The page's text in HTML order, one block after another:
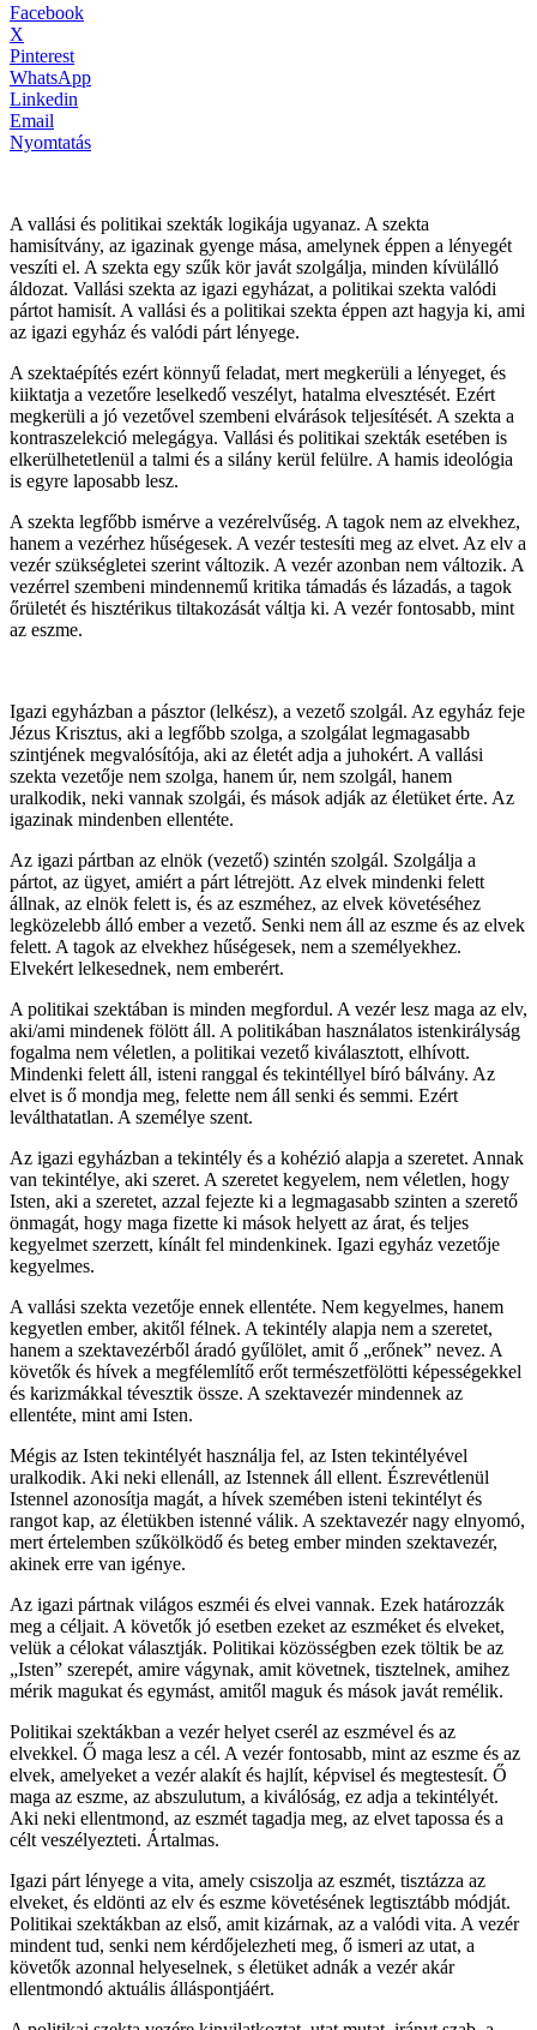
Facebook
X
Pinterest
WhatsApp
Linkedin
Email
Nyomtatás
A vallási és politikai szekták logikája ugyanaz. A szekta
hamisítvány, az igazinak gyenge mása, amelynek éppen a lényegét
veszíti el. A szekta egy szűk kör javát szolgálja, minden kívülálló
áldozat. Vallási szekta az igazi egyházat, a politikai szekta valódi
pártot hamisít. A vallási és a politikai szekta éppen azt hagyja ki, ami
az igazi egyház és valódi párt lényege.
A szektaépítés ezért könnyű feladat, mert megkerüli a lényeget, és
kiiktatja a vezetőre leselkedő veszélyt, hatalma elvesztését. Ezért
megkerüli a jó vezetővel szembeni elvárások teljesítését. A szekta a
kontraszelekció melegágya. Vallási és politikai szekták esetében is
elkerülhetetlenül a talmi és a silány kerül felülre. A hamis ideológia
is egyre laposabb lesz.
A szekta legfőbb ismérve a vezérelvűség. A tagok nem az elvekhez,
hanem a vezérhez hűségesek. A vezér testesíti meg az elvet. Az elv a
vezér szükségletei szerint változik. A vezér azonban nem változik. A
vezérrel szembeni mindennemű kritika támadás és lázadás, a tagok
őrületét és hisztérikus tiltakozását váltja ki. A vezér fontosabb, mint
az eszme.
Igazi egyházban a pásztor (lelkész), a vezető szolgál. Az egyház feje
Jézus Krisztus, aki a legfőbb szolga, a szolgálat legmagasabb
szintjének megvalósítója, aki az életét adja a juhokért. A vallási
szekta vezetője nem szolga, hanem úr, nem szolgál, hanem
uralkodik, neki vannak szolgái, és mások adják az életüket érte. Az
igazinak mindenben ellentéte.
Az igazi pártban az elnök (vezető) szintén szolgál. Szolgálja a
pártot, az ügyet, amiért a párt létrejött. Az elvek mindenki felett
állnak, az elnök felett is, és az eszméhez, az elvek követéséhez
legközelebb álló ember a vezető. Senki nem áll az eszme és az elvek
felett. A tagok az elvekhez hűségesek, nem a személyekhez.
Elvekért lelkesednek, nem emberért.
A politikai szektában is minden megfordul. A vezér lesz maga az elv,
aki/ami mindenek fölött áll. A politikában használatos istenkirályság
fogalma nem véletlen, a politikai vezető kiválasztott, elhívott.
Mindenki felett áll, isteni ranggal és tekintéllyel bíró bálvány. Az
elvet is ő mondja meg, felette nem áll senki és semmi. Ezért
leválthatatlan. A személye szent.
Az igazi egyházban a tekintély és a kohézió alapja a szeretet. Annak
van tekintélye, aki szeret. A szeretet kegyelem, nem véletlen, hogy
Isten, aki a szeretet, azzal fejezte ki a legmagasabb szinten a szerető
önmagát, hogy maga fizette ki mások helyett az árat, és teljes
kegyelmet szerzett, kínált fel mindenkinek. Igazi egyház vezetője
kegyelmes.
A vallási szekta vezetője ennek ellentéte. Nem kegyelmes, hanem
kegyetlen ember, akitől félnek. A tekintély alapja nem a szeretet,
hanem a szektavezérből áradó gyűlölet, amit ő „erőnek” nevez. A
követők és hívek a megfélemlítő erőt természetfölötti képességekkel
és karizmákkal tévesztik össze. A szektavezér mindennek az
ellentéte, mint ami Isten.
Mégis az Isten tekintélyét használja fel, az Isten tekintélyével
uralkodik. Aki neki ellenáll, az Istennek áll ellent. Észrevétlenül
Istennel azonosítja magát, a hívek szemében isteni tekintélyt és
rangot kap, az életükben istenné válik. A szektavezér nagy elnyomó,
mert értelemben szűkölködő és beteg ember minden szektavezér,
akinek erre van igénye.
Az igazi pártnak világos eszméi és elvei vannak. Ezek határozzák
meg a céljait. A követők jó esetben ezeket az eszméket és elveket,
velük a célokat választják. Politikai közösségben ezek töltik be az
„Isten” szerepét, amire vágynak, amit követnek, tisztelnek, amihez
mérik magukat és egymást, amitől maguk és mások javát remélik.
Politikai szektákban a vezér helyet cserél az eszmével és az
elvekkel. Ő maga lesz a cél. A vezér fontosabb, mint az eszme és az
elvek, amelyeket a vezér alakít és hajlít, képvisel és megtestesít. Ő
maga az eszme, az abszulutum, a kiválóság, ez adja a tekintélyét.
Aki neki ellentmond, az eszmét tagadja meg, az elvet tapossa és a
célt veszélyezteti. Ártalmas.
Igazi párt lényege a vita, amely csiszolja az eszmét, tisztázza az
elveket, és eldönti az elv és eszme követésének legtisztább módját.
Politikai szektákban az első, amit kizárnak, az a valódi vita. A vezér
mindent tud, senki nem kérdőjelezheti meg, ő ismeri az utat, a
követők azonnal helyeselnek, s életüket adnák a vezér akár
ellentmondó aktuális álláspontjáért.